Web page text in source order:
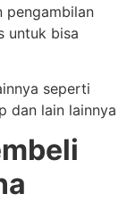
pengambilan
untuk bisa
seperti
dan lain lainnya